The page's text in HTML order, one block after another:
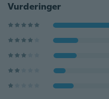
Vurderinger